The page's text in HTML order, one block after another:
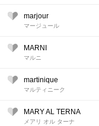
marjour
マージュール
MARNI
マルニ
martinique
マルティニーク
MARY AL TERNA
メアリ オル ターナ